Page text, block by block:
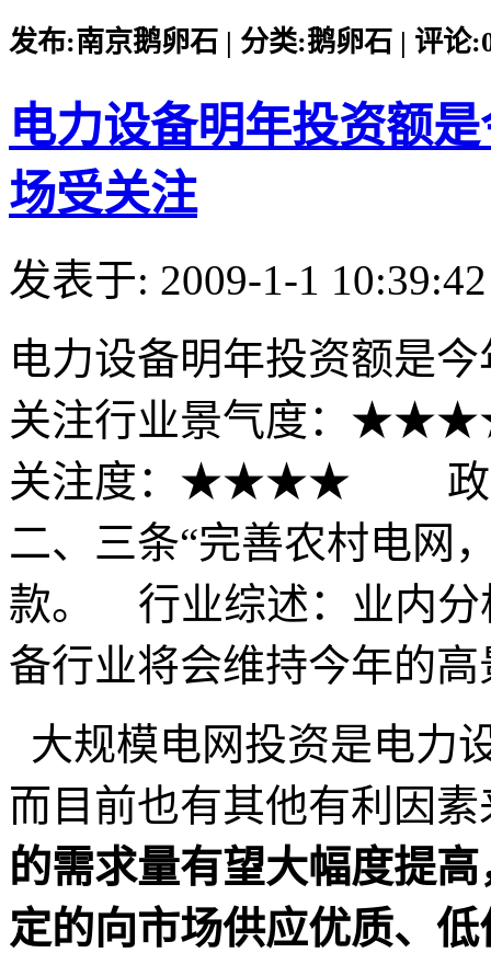
发布:南京鹅卵石 | 分类:鹅卵石 | 评论
电力设备明年投资额
场受关注
发表于: 2009-1-1 10:39:42
电力设备明年投资额是
关注行业景气度：
关注度：★★★★ 政策
二、三条“完善农村电网
款。 行业综述：业内分
备行业将会维持今年的高
大规模电网投资是电力
而目前也有其他有利因素
的需求量有望大幅度提
定的向市场供应优质、